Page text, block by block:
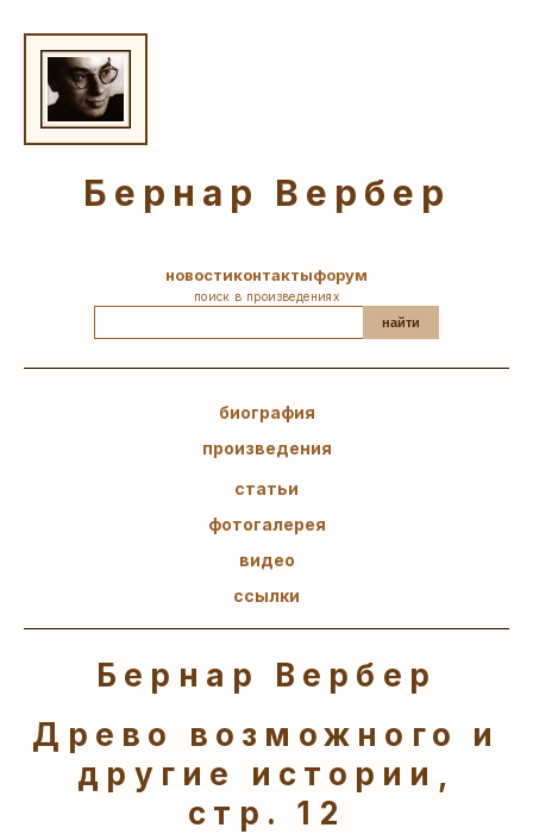
Бернар Вербер
новостиконтактыфорум
поиск в произведениях
найти
биография
произведения
статьи
фотогалерея
видео
ссылки
Бернар Вербер
Древо возможного и
другие истории,
стр. 12